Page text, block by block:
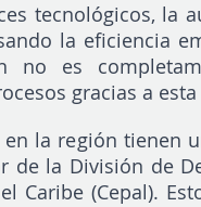
tecnológicos, la
la eficiencia
no es
gracias a
en la región tienen
de la División de
Caribe (Cepal).